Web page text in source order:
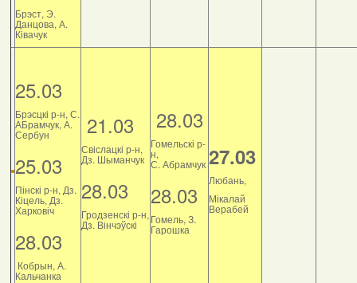
Брэст, Э.
Данцова, А.
Ківачук
25.03
Брэсцкі р-н, С.
АБрамчук, А.
Сербун
25.03
Пінскі р-н, Дз.
Кіцель, Дз.
Харковіч
28.03
Кобрын, А.
Кальчанка
21.03
Свіслацкі р-н,
Дз. Шыманчук
28.03
Гродзенскі р-н,
Дз. Вінчэўскі
28.03
Гомельскі р-
н,
С. Абрамчук
28.03
Гомель, З.
Гарошка
27.03
Любань,
Мікалай
Верабей